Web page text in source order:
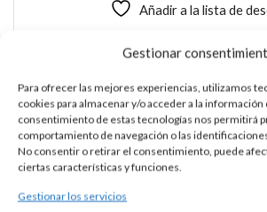
Gestionar
Para ofrecer las mejores experiencias, utilizamos
cookies para almacenar y/o acceder a la información
consentimiento de estas tecnologías nos permitirá
comportamiento de navegación o las
No consentir o retirar el consentimiento, puede
ciertas características y funciones.
Gestionar los servicios
Añadir a la lista de
COLGANTE PLATA CHAPA
DESCRIPCIÓN